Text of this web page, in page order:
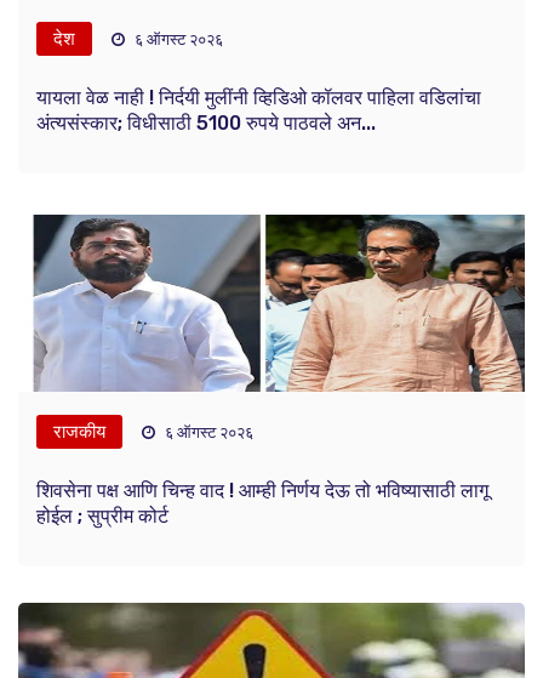
देश ६ ऑगस्ट २०२६
यायला वेळ नाही ! निर्दयी मुलींनी व्हिडिओ कॉलवर पाहिला वडिलांचा
अंत्यसंस्कार; विधीसाठी 5100 रुपये पाठवले अन...
राजकीय ६ ऑगस्ट २०२६
शिवसेना पक्ष आणि चिन्ह वाद ! आम्ही निर्णय देऊ तो भविष्यासाठी लागू
होईल ; सुप्रीम कोर्ट